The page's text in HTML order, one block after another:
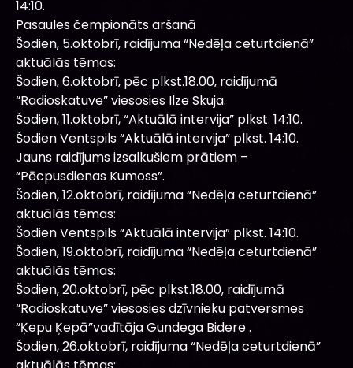
14:10.
Pasaules čempionāts aršanā
Šodien, 5.oktobrī, raidījuma “Nedēļa ceturtdienā”
aktuālās tēmas:
Šodien, 6.oktobrī, pēc plkst.18.00, raidījumā
“Radioskatuve” viesosies Ilze Skuja.
Šodien, 11.oktobrī, “Aktuālā intervija” plkst. 14:10.
Šodien Ventspils “Aktuālā intervija” plkst. 14:10.
Jauns raidījums izsalkušiem prātiem –
“Pēcpusdienas Kumoss”.
Šodien, 12.oktobrī, raidījuma “Nedēļa ceturtdienā”
aktuālās tēmas:
Šodien Ventspils “Aktuālā intervija” plkst. 14:10.
Šodien, 19.oktobrī, raidījuma “Nedēļa ceturtdienā”
aktuālās tēmas:
Šodien, 20.oktobrī, pēc plkst.18.00, raidījumā
“Radioskatuve” viesosies dzīvnieku patversmes
“Ķepu Ķepā”vadītāja Gundega Bidere .
Šodien, 26.oktobrī, raidījuma “Nedēļa ceturtdienā”